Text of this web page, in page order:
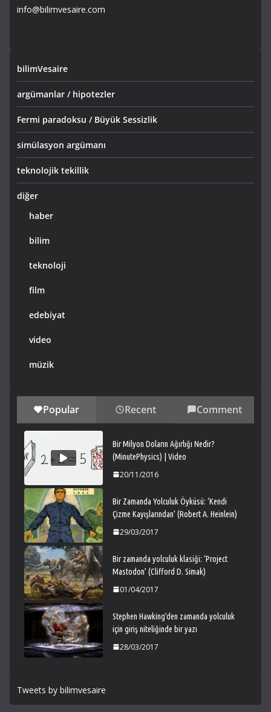
info@bilimvesaire.com
bilimVesaire
argümanlar / hipotezler
Fermi paradoksu / Büyük Sessizlik
simülasyon argümanı
teknolojik tekillik
diğer
haber
bilim
teknoloji
film
edebiyat
video
müzik
Popular Recent Comment
Bir Milyon Doların Ağırlığı Nedir?
(MinutePhysics) | Video
20/11/2016
Bir Zamanda Yolculuk Öyküsü: ‘Kendi
Çizme Kayışlarından’ (Robert A. Heinlein)
29/03/2017
Bir zamanda yolculuk klasiği: ‘Project
Mastodon’ (Clifford D. Simak)
01/04/2017
Stephen Hawking’den zamanda yolculuk
için giriş niteliğinde bir yazı
28/03/2017
Tweets by bilimvesaire